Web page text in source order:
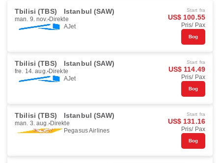
Tbilisi (TBS) Istanbul (SAW)
man. 9. nov. Direkte
AJet
Start fra
US$ 100.55
Pris/ Pax
Bog
Tbilisi (TBS) Istanbul (SAW)
fre. 14. aug. Direkte
AJet
Start fra
US$ 114.49
Pris/ Pax
Bog
Tbilisi (TBS) Istanbul (SAW)
man. 3. aug. Direkte
Pegasus Airlines
Start fra
US$ 131.16
Pris/ Pax
Bog